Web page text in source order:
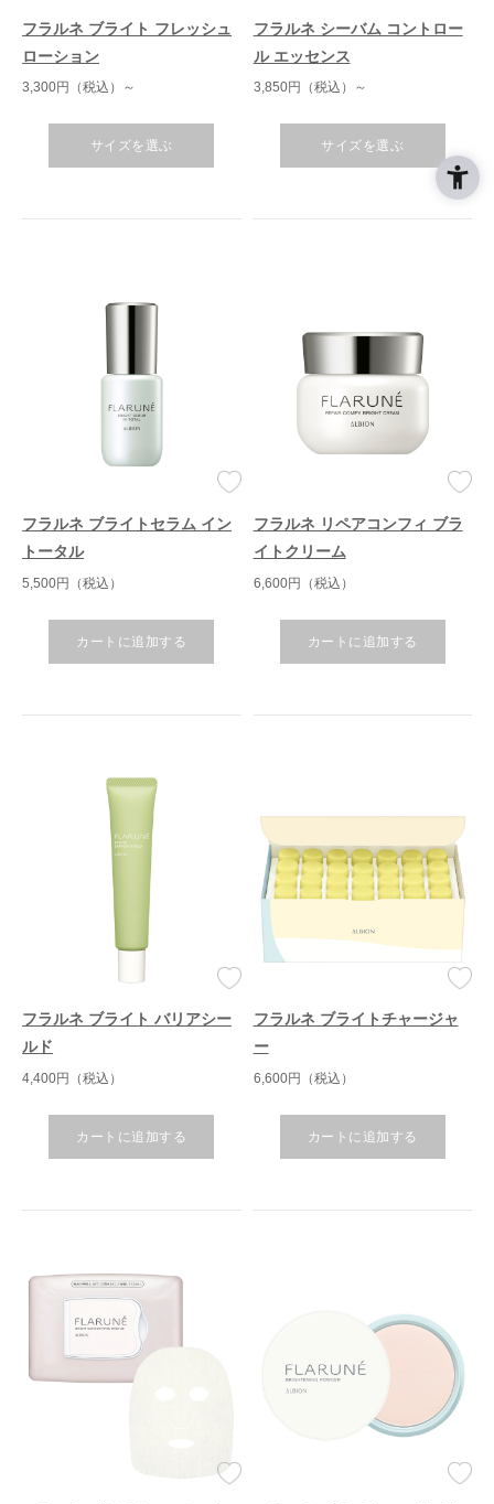
フラルネ ブライト フレッシュ
ローション
3,300円（税込）～
サイズを選ぶ
フラルネ シーバム コントロー
ル エッセンス
3,850円（税込）～
サイズを選ぶ
フラルネ ブライトセラム イン
トータル
5,500円（税込）
カートに追加する
フラルネ リペアコンフィ ブラ
イトクリーム
6,600円（税込）
カートに追加する
フラルネ ブライト バリアシー
ルド
4,400円（税込）
カートに追加する
フラルネ ブライトチャージャ
ー
6,600円（税込）
カートに追加する